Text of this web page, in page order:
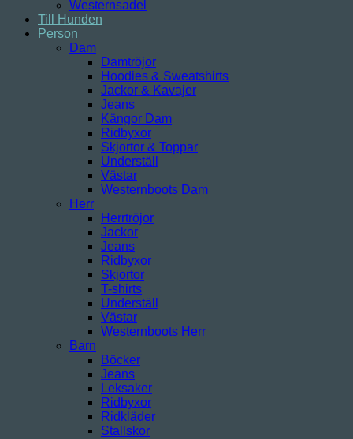
Westernsadel
Till Hunden
Person
Dam
Damtröjor
Hoodies & Sweatshirts
Jackor & Kavajer
Jeans
Kängor Dam
Ridbyxor
Skjortor & Toppar
Underställ
Västar
Westernboots Dam
Herr
Herrtröjor
Jackor
Jeans
Ridbyxor
Skjortor
T-shirts
Underställ
Västar
Westernboots Herr
Barn
Böcker
Jeans
Leksaker
Ridbyxor
Ridkläder
Stallskor